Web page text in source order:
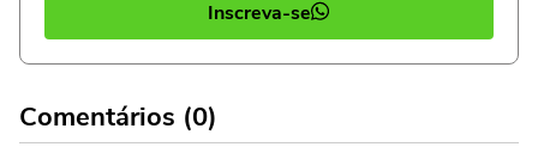
Inscreva-se
Comentários (0)